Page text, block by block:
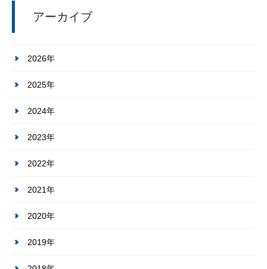
アーカイブ
2026年
2025年
2024年
2023年
2022年
2021年
2020年
2019年